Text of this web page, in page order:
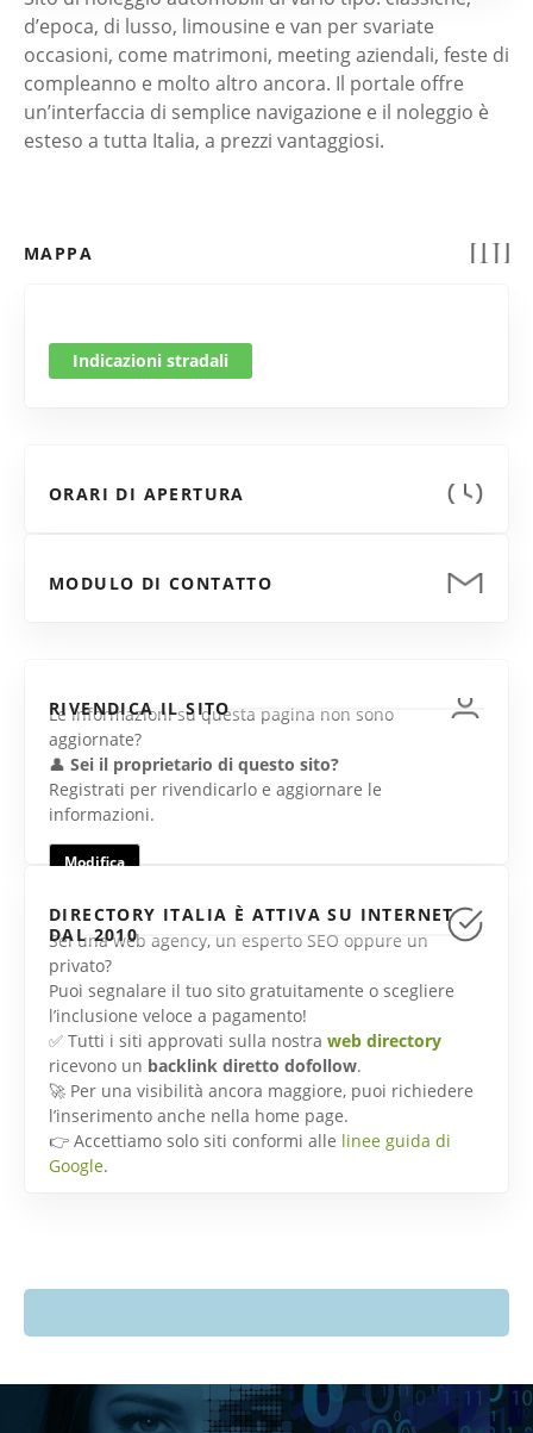
d’epoca, di lusso, limousine e van per svariate
occasioni, come matrimoni, meeting aziendali, feste di
compleanno e molto altro ancora. Il portale offre
un’interfaccia di semplice navigazione e il noleggio è
esteso a tutta Italia, a prezzi vantaggiosi.
MAPPA
Indicazioni stradali
ORARI DI APERTURA
MODULO DI CONTATTO
RIVENDICA IL SITO
Le informazioni su questa pagina non sono
aggiornate?
👤 Sei il proprietario di questo sito?
Registrati per rivendicarlo e aggiornare le
informazioni.
Modifica
DIRECTORY ITALIA È ATTIVA SU INTERNET
DAL 2010
Sei una web agency, un esperto SEO oppure un
privato?
Puoi segnalare il tuo sito gratuitamente o scegliere
l’inclusione veloce a pagamento!
✅ Tutti i siti approvati sulla nostra web directory
ricevono un backlink diretto dofollow.
🚀 Per una visibilità ancora maggiore, puoi richiedere
l’inserimento anche nella home page.
👉 Accettiamo solo siti conformi alle linee guida di
Google.